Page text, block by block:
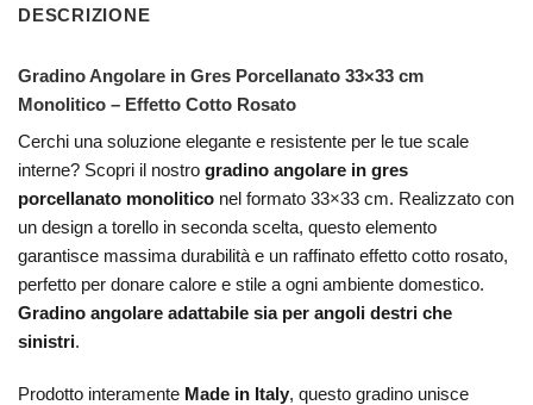
DESCRIZIONE
Gradino Angolare in Gres Porcellanato 33×33 cm
Monolitico – Effetto Cotto Rosato
Cerchi una soluzione elegante e resistente per le tue scale
interne? Scopri il nostro gradino angolare in gres
porcellanato monolitico nel formato 33×33 cm. Realizzato con
un design a torello in seconda scelta, questo elemento
garantisce massima durabilità e un raffinato effetto cotto rosato,
perfetto per donare calore e stile a ogni ambiente domestico.
Gradino angolare adattabile sia per angoli destri che
sinistri.
Prodotto interamente Made in Italy, questo gradino unisce